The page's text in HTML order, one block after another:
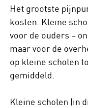
Het grootste
kosten. Kleine
voor de ouders –
maar voor de
op kleine scholen
gemiddeld.
Kleine scholen (in